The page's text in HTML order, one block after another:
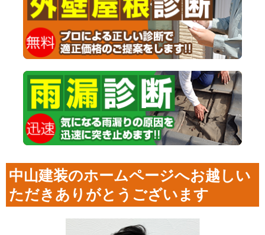
中山建装のホームページへお越しい
ただきありがとうございます